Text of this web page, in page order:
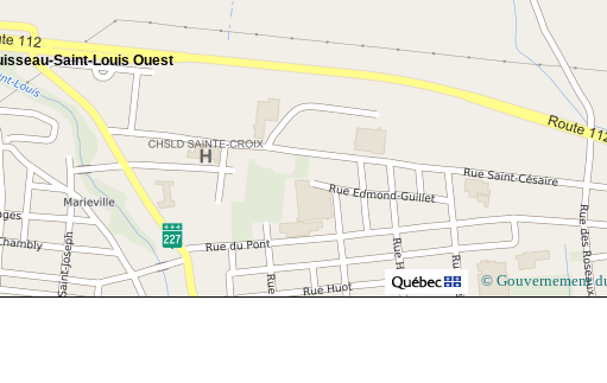
Saint-Louis Ouest
© Gouvernement